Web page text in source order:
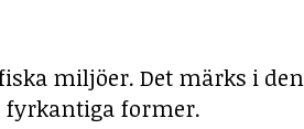
miljöer. Det märks i
fyrkantiga former.